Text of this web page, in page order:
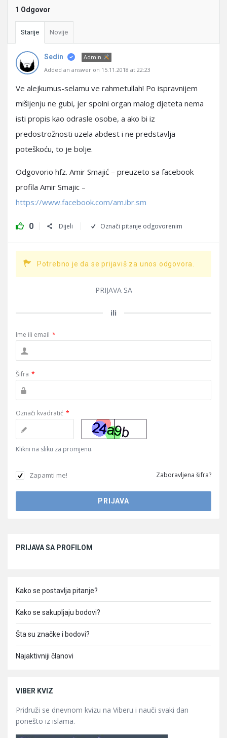
1 Odgovor
Starije Novije
Sedin
Admin
Added an answer on 15.11.2018 at 22:23
Ve alejkumus-selamu ve rahmetullah! Po ispravnijem
mišljenju ne gubi, jer spolni organ malog djeteta nema
isti propis kao odrasle osobe, a ako bi iz
predostrožnosti uzela abdest i ne predstavlja
poteškoću, to je bolje.
Odgovorio hfz. Amir Smajić – preuzeto sa facebook
profila Amir Smajic –
https://www.facebook.com/am.ibr.sm
0 Dijeli Označi pitanje odgovorenim
Potrebno je da se prijaviš za unos odgovora.
PRIJAVA SA
ili
Ime ili email *
Šifra *
Označi kvadratić *
Klikni na sliku za promjenu.
Zapamti me! Zaboravljena šifra?
PRIJAVA SA PROFILOM
Kako se postavlja pitanje?
Kako se sakupljaju bodovi?
Šta su značke i bodovi?
Najaktivniji članovi
VIBER KVIZ
Pridruži se dnevnom kvizu na Viberu i nauči svaki dan
ponešto iz islama.